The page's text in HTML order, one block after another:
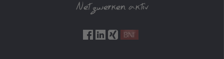
Netzwerken aktiv